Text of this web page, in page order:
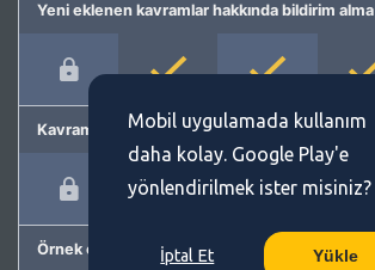
Yeni eklenen kavramlar hakkında bildirim alma
Kavram önerme
Örnek cümleler
Mobil uygulamada kullanım
daha kolay. Google Play'e
yönlendirilmek ister misiniz?
İptal Et Yükle